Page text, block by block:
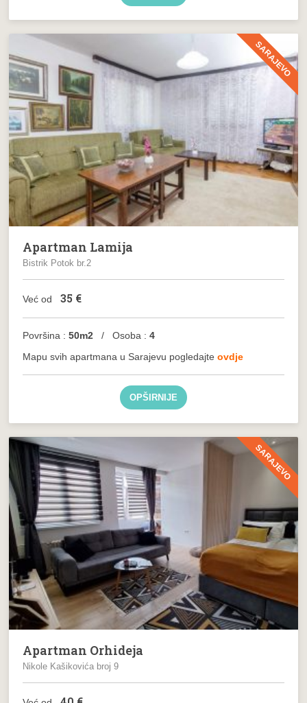
SARAJEVO
Apartman Lamija
Bistrik Potok br.2
Već od 35 €
Površina :50m2 / Osoba :4
Mapu svih apartmana u Sarajevu pogledajteovdje
OPŠIRNIJE
SARAJEVO
Apartman Orhideja
Nikole Kašikovića broj 9